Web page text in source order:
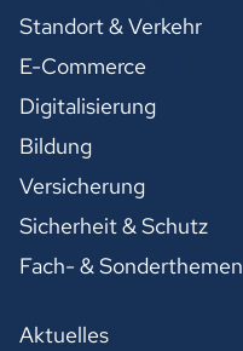
Standort & Verkehr
E-Commerce
Digitalisierung
Bildung
Versicherung
Sicherheit & Schutz
Fach- & Sonderthemen
Aktuelles